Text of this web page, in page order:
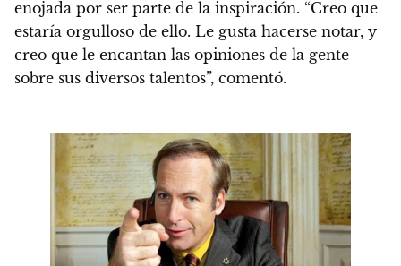
enojada por ser parte de la inspiración. “Creo que
estaría orgulloso de ello. Le gusta hacerse notar, y
creo que le encantan las opiniones de la gente
sobre sus diversos talentos”, comentó.